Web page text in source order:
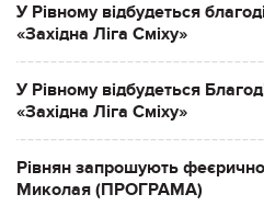
У Рівному відбудеться
«Західна Ліга Сміху»
У Рівному відбудеться
«Західна Ліга Сміху»
Рівнян запрошують
Миколая (ПРОГРАМА)